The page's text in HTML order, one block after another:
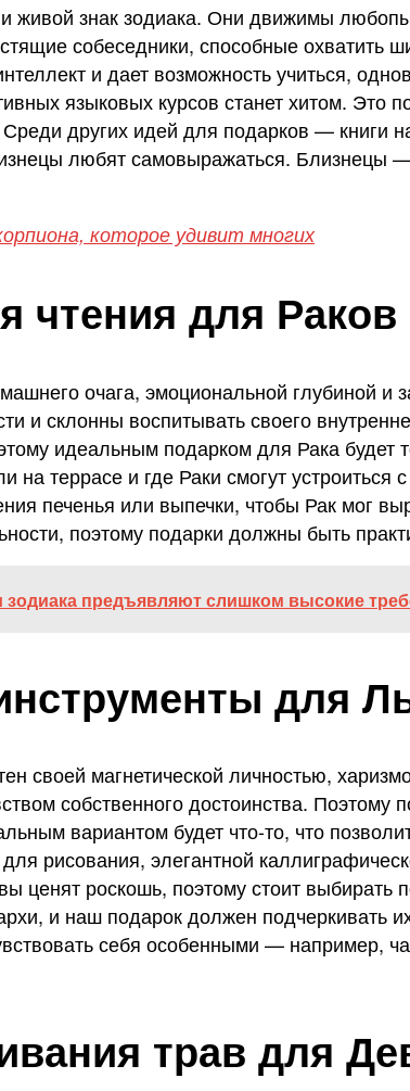
знак зодиака. Они движимы
собеседники, способные охватить
и дает возможность учиться,
языковых курсов станет хитом. Это
других идей для подарков —
любят самовыражаться. Близнецы
которое удивит многих
чтения для Раков
очага, эмоциональной глубиной и
и склонны воспитывать своего
идеальным подарком для Рака
на террасе и где Раки смогут
печенья или выпечки, чтобы Рак мог
поэтому подарки должны быть
предъявляют слишком высокие
для
своей магнетической личностью,
собственного достоинства.
вариантом будет что-то, что
рисования, элегантной
ценят роскошь, поэтому стоит
и наш подарок должен подчеркивать
себя особенными — например,
трав для